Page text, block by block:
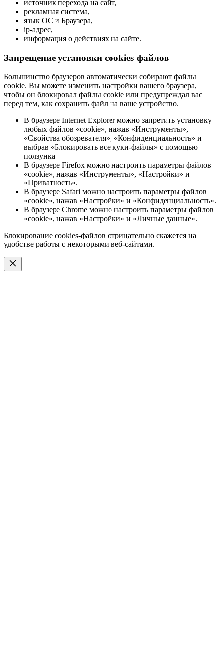
источник перехода на сайт,
рекламная система,
язык ОС и Браузера,
ip-адрес,
информация о действиях на сайте.
Запрещение установки cookies-файлов
Большинство браузеров автоматически собирают файлы
cookie. Вы можете изменить настройки вашего браузера,
чтобы он блокировал файлы cookie или предупреждал вас
перед тем, как сохранить файл на ваше устройство.
В браузере Internet Explorer можно запретить установку
любых файлов «cookie», нажав «Инструменты»,
«Свойства обозревателя», «Конфиденциальность» и
выбрав «Блокировать все куки-файлы» с помощью
ползунка.
В браузере Firefox можно настроить параметры файлов
«cookie», нажав «Инструменты», «Настройки» и
«Приватность».
В браузере Safari можно настроить параметры файлов
«cookie», нажав «Настройки» и «Конфиденциальность».
В браузере Chrome можно настроить параметры файлов
«cookie», нажав «Настройки» и «Личные данные».
Блокирование cookies-файлов отрицательно скажется на
удобстве работы с некоторыми веб-сайтами.